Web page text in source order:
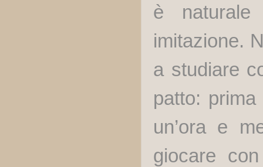
è naturale
imitazione.
a studiare
patto:
un’ora e
giocare